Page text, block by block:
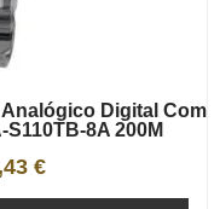
Digital Com
8A 200M
€